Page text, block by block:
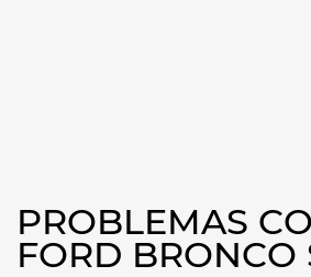
PROBLEMAS
FORD BRONCO